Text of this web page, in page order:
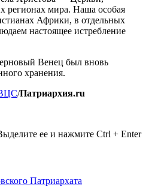
регионах мира. Наша особая
Африки, в отдельных
настоящее истребление
Венец был вновь
хранения.
/Патриархия.ru
ее и нажмите Ctrl + Enter
Патриархата